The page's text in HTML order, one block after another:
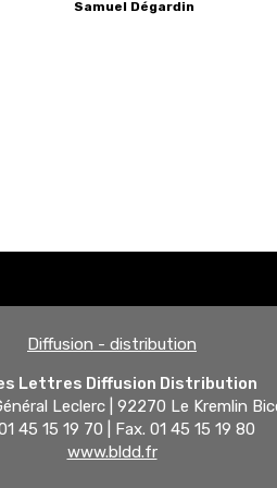
Samuel Dégardin
Diffusion - distribution
Lettres Diffusion Distribution
Leclerc | 92270 Le Kremlin
45 15 19 70 | Fax. 01 45 15 19 80
www.bldd.fr